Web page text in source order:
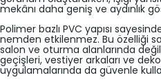
mekânı daha geniş ve aydınlık
Polimer bazlı PVC yapısı
nemden etkilenmez. Bu özelliği
salon ve oturma alanlarında
geçişleri, vestiyer arkaları ve
uygulamalarında da güvenle